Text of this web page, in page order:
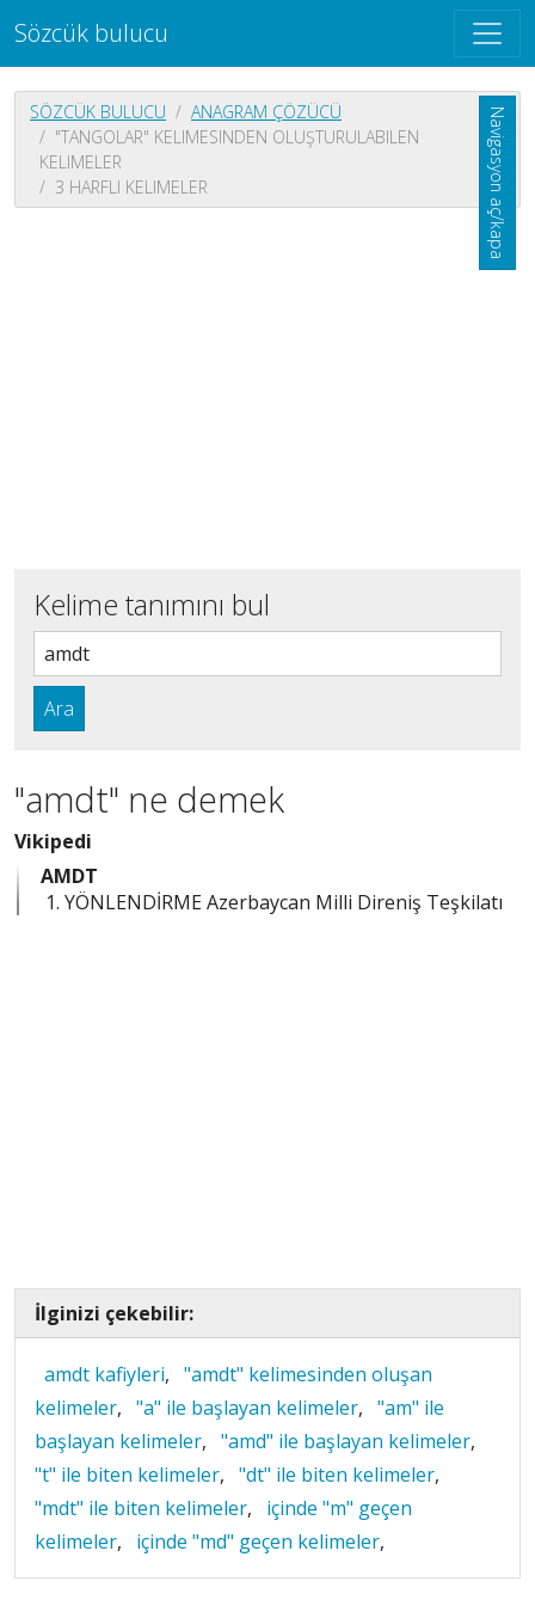
Sözcük bulucu
Navigasyon aç/kapa
SÖZCÜK BULUCU
ANAGRAM ÇÖZÜCÜ
"TANGOLAR" KELIMESINDEN OLUŞTURULABILEN
KELIMELER
3 HARFLI KELIMELER
Kelime tanımını bul
Ara
"amdt" ne demek
Vikipedi
AMDT
YÖNLENDİRME Azerbaycan Milli Direniş Teşkilatı
İlginizi çekebilir:
amdt kafiyleri, "amdt" kelimesinden oluşan
kelimeler, "a" ile başlayan kelimeler, "am" ile
başlayan kelimeler, "amd" ile başlayan kelimeler,
"t" ile biten kelimeler, "dt" ile biten kelimeler,
"mdt" ile biten kelimeler,
içinde "m" geçen
kelimeler, içinde "md" geçen kelimeler,